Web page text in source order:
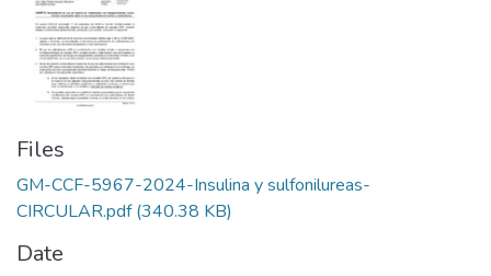
Files
GM-CCF-5967-2024-Insulina y sulfonilureas-
CIRCULAR.pdf(340.38 KB)
Date